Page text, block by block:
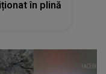
în plină